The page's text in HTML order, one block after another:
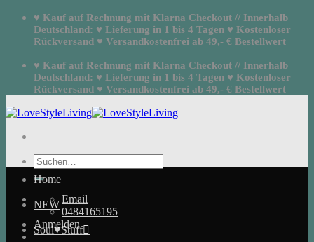
Zum
springen
♥ Kauf auf Rechnung mit Klarna Checkout // Innerhalb
Deutschland: ♥ Lieferung in 1 bis 4 Tagen ♥ Kostenloser
Rückversand ♥ Versandkostenfrei ab 49,- € Bestellwert
♥ Kauf auf Rechnung mit Klarna Checkout // Innerhalb
Deutschland: ♥ Lieferung in 1 bis 4 Tagen ♥ Kostenloser
Rückversand ♥ Versandkostenfrei ab 49,- € Bestellwert
Suchen
nach:
Email
0484165195
Anmelden
Home
NEW
Soul♥Stuff